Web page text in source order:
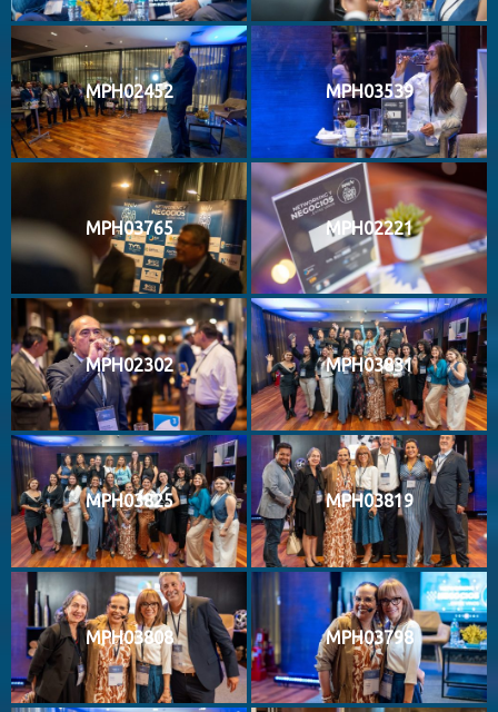
MPH02452 MPH03539
MPH03765 MPH02221
MPH02302 MPH03831
MPH03825 MPH03819
MPH03808 MPH03798